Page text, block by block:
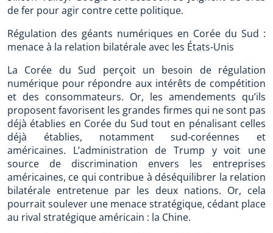
de fer pour agir contre cette politique.
Régulation des géants numériques en Corée du Sud :
menace à la relation bilatérale avec les États-Unis
La Corée du Sud perçoit un besoin de régulation
numérique pour répondre aux intérêts de compétition
et des consommateurs. Or, les amendements qu’ils
proposent favorisent les grandes firmes qui ne sont pas
déjà établies en Corée du Sud tout en pénalisant celles
déjà établies, notamment sud-coréennes et
américaines. L’administration de Trump y voit une
source de discrimination envers les entreprises
américaines, ce qui contribue à déséquilibrer la relation
bilatérale entretenue par les deux nations. Or, cela
pourrait soulever une menace stratégique, cédant place
au rival stratégique américain : la Chine.